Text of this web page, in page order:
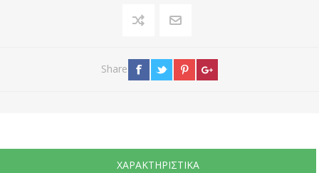
Share
ΧΑΡΑΚΤΗΡΙΣΤΙΚΆ